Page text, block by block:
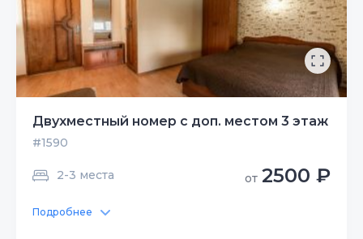
Двухместный номер с доп. местом 3 этаж
#1590
2-3 места от 2500 ₽
Подробнее